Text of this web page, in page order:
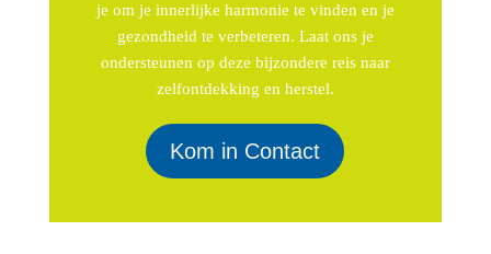
je om je innerlijke harmonie te vinden en je
gezondheid te verbeteren. Laat ons je
ondersteunen op deze bijzondere reis naar
zelfontdekking en herstel.
Kom in Contact